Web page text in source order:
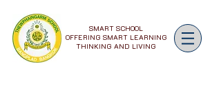
SMART SCHOOL
OFFERING SMART LEARNING
THINKING AND LIVING